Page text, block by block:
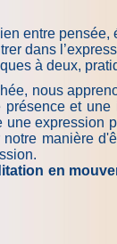
entre pensée,
dans
à deux,
nous
et
manière
en